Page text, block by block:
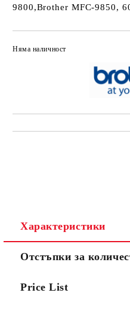
9800,Brother MFC-9850,
Няма наличност
Характеристики
Отстъпки за
Price List